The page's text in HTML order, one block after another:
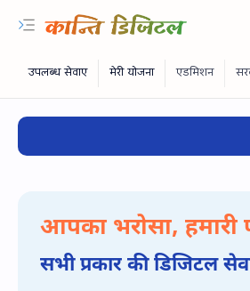
आपका भरोसा, हमारी
सभी प्रकार की डिजिटल